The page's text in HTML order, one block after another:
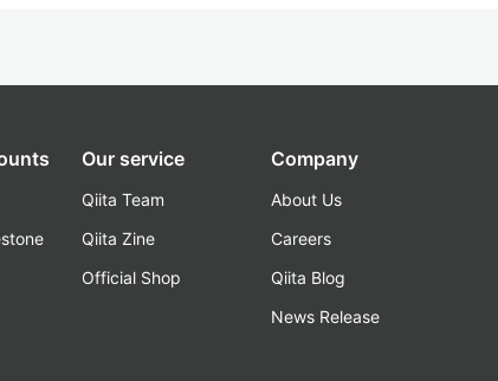
Our service
Qiita Team
Qiita Zine
Official Shop
Company
About Us
Careers
Qiita Blog
News Release